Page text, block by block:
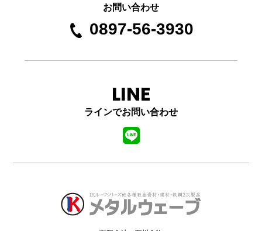
お問い合わせ
0897-56-3930
LINE
ラインでお問い合わせ